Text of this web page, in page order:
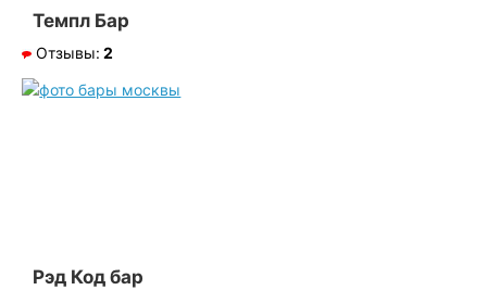
Темпл Бар
Отзывы: 2
Рэд Код бар